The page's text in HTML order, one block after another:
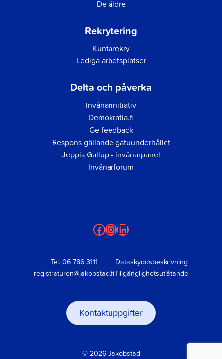
De äldre
Rekrytering
Kuntarekry
Lediga arbetsplatser
Delta och påverka
Invånarinitiativ
Demokratia.fi
Ge feedback
Respons gällande gatuunderhållet
Jeppis Gallup - invånarpanel
Invånarforum
Facebook
Instagram
LinkedIn
Tel. 06 786 3111
registraturen@jakobstad.fi
Dataskyddsbeskrivning
Tillgänglighetsutlåtande
Kontaktuppgifter
© 2026 Jakobstad